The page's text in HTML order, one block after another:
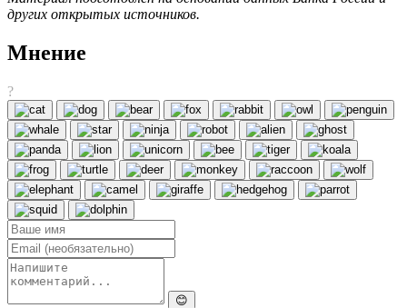
других открытых источников.
Мнение
?
😊